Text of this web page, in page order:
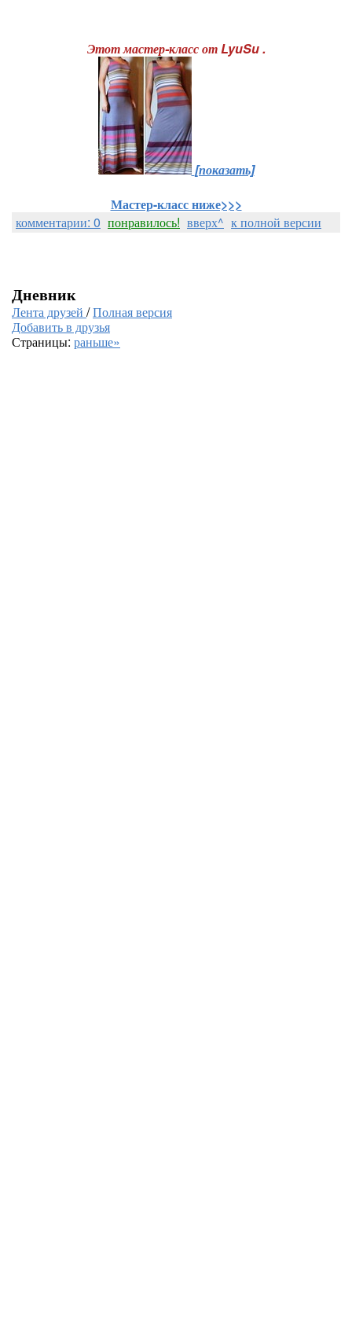
Этот мастер-класс от LyuSu .
[показать]
Мастер-класс ниже>>>
комментарии: 0 понравилось! вверх^ к полной версии
Дневник
Лента друзей /Полная версия
Добавить в друзья
Страницы: раньше»